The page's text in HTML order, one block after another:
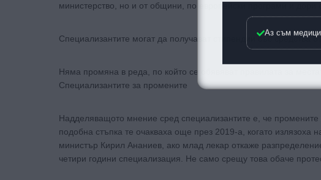
министерство, но и от общини, по европейски програми и дори
Специализантите могат да получават стипендии със средства
Няма промяна в реда, по който се обявяват правилата за
Специализантите за промените
Надделяващото мнение сред специализантите е, че
подобна стъпка те очакваха още през 2019-а, когато излязоха
министър Кирил Ананиев, ако млад лекар откаже
четири години специализация. Не само срещу това обаче
Аз съм